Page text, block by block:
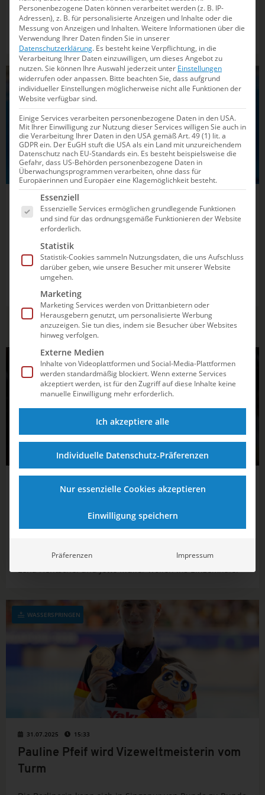
Nach dem gelungenen Abschluss und insgesamt zehn
Finalplätzen und einer Medaille in Singapur zieht Chef-
Bundestrainer Christoph Bohm eine positive Bilanz.
WASSERSPRINGEN
02.08.2025 14:39
WM-Platz vier vom 3m-Brett für Lena
Die Berlinerin kratzt mit neuer Bestleistung am Podium.
Jette Müller wird 13. vom 3m-Brett, im Turmspringen
steht Jaden Eikermann im Halbfinale.
WASSERSPRINGEN
Brett „einfach nur happy“
springt mit 467,10 Punkten zudem Bestleistung. Auch
Lena Hentschel und Jette Müller wollen ins Einzelfinale.
WASSERSPRINGEN
31.07.2025 15:33
Pauline Pfeif wird Vizeweltmeisterin vom
Turm
Personenbezogene Daten können verarbeitet werden (z. B. IP-
Adressen), z. B. für personalisierte Anzeigen und Inhalte oder die
Messung von Anzeigen und Inhalten.Weitere Informationen über die
Verwendung Ihrer Daten finden Sie in unserer
Datenschutzerklärung. Es besteht keine Verpflichtung, in die
Verarbeitung Ihrer Daten einzuwilligen, um dieses Angebot zu
nutzen.Sie können Ihre Auswahl jederzeit unter Einstellungen
widerrufen oder anpassen. Bitte beachten Sie, dass aufgrund
individueller Einstellungen möglicherweise nicht alle Funktionen der
Website verfügbar sind.
Einige Services verarbeiten personenbezogene Daten in den USA.
Mit Ihrer Einwilligung zur Nutzung dieser Services willigen Sie auch in
die Verarbeitung Ihrer Daten in den USA gemäß Art. 49 (1) lit. a
GDPR ein. Der EuGH stuft die USA als ein Land mit unzureichendem
Datenschutz nach EU-Standards ein. Es besteht beispielsweise die
Gefahr, dass US-Behörden personenbezogene Daten in
Überwachungsprogrammen verarbeiten, ohne dass für
Europäerinnen und Europäer eine Klagemöglichkeit besteht.
Es folgt eine Liste der Service-Gruppen, für die
Essenziell
Essenzielle Services ermöglichen grundlegende Funktionen
und sind für das ordnungsgemäße Funktionieren der Website
erforderlich.
Statistik
Statistik-Cookies sammeln Nutzungsdaten, die uns Aufschluss
darüber geben, wie unsere Besucher mit unserer Website
umgehen.
Marketing
Marketing Services werden von Drittanbietern oder
Herausgebern genutzt, um personalisierte Werbung
anzuzeigen. Sie tun dies, indem sie Besucher über Websites
hinweg verfolgen.
Externe Medien
Inhalte von Videoplattformen und Social-Media-Plattformen
werden standardmäßig blockiert. Wenn externe Services
akzeptiert werden, ist für den Zugriff auf diese Inhalte keine
manuelle Einwilligung mehr erforderlich.
Ich akzeptiere alle
Individuelle Datenschutz-Präferenzen
Nur essenzielle Cookies akzeptieren
Einwilligung speichern
Präferenzen Impressum